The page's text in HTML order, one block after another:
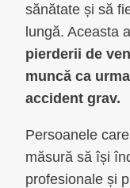
sănătate și să
lungă. Aceasta
pierderii de
muncă ca
accident grav.
Persoanele
măsură să își
profesionale și